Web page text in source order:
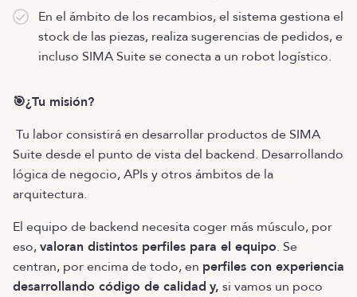
En el ámbito de los recambios, el sistema gestiona el
stock de las piezas, realiza sugerencias de pedidos, e
incluso SIMA Suite se conecta a un robot logístico.
🎯¿Tu misión?
Tu labor consistirá en desarrollar productos de SIMA
Suite desde el punto de vista del backend. Desarrollando
lógica de negocio, APIs y otros ámbitos de la
arquitectura.
El equipo de backend necesita coger más músculo, por
eso,valoran distintos perfiles para el equipo. Se
centran, por encima de todo, en perfiles con experiencia
desarrollando código de calidad y, si vamos un poco